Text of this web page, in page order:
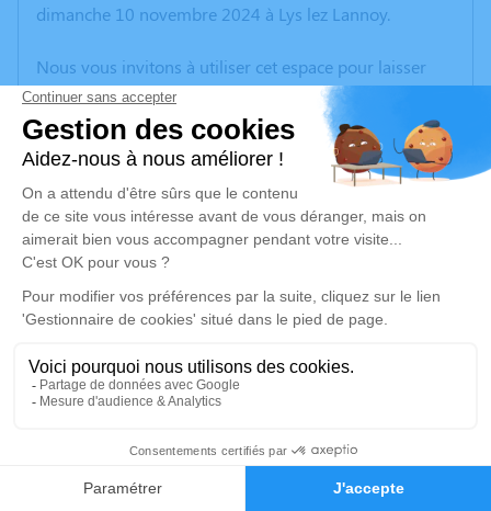
Faire-part Hommages
dimanche 10 novembre 2024 à Lys lez Lannoy.
Nous vous invitons à utiliser cet espace pour laisser
vos condoléances, partager des photos souvenirs, une
anecdote ou exprimer vos pensées à travers des
poèmes ou des textes. Cet endroit est un lieu
d'expression dédié à honorer la mémoire de Daniele
LIAGRE.
Un service de plantation d’arbre hommage est
disponible ici.
Je rends hommage
Cérémonie religieuse
Église Saint Vaast de Leers
59115 Leers